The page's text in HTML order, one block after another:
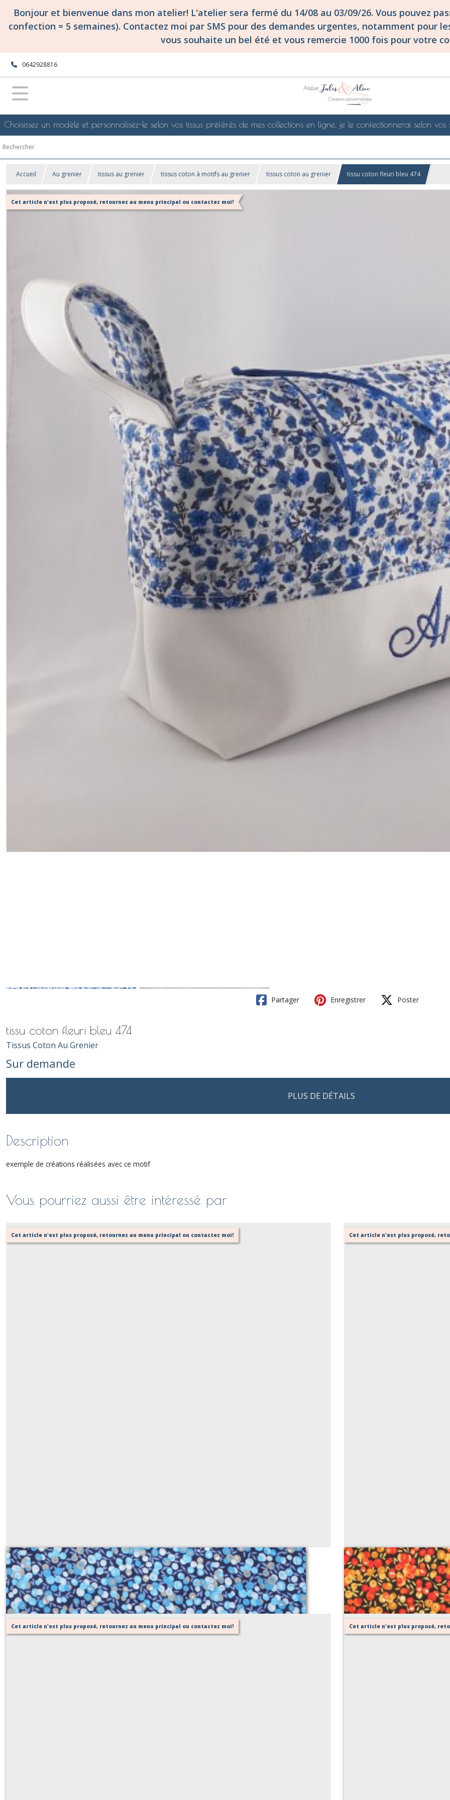
Bonjour et bienvenue dans mon atelier! L'atelier sera fermé du 14/08 au 03/09/26. Vous pouvez
confection = 5 semaines). Contactez moi par SMS pour des demandes urgentes, notamment pour
vous souhaite un bel été et vous remercie 1000 fois pour votre
0642928816
Choisissez un modèle et personnalisez-le selon vos tissus préférés de mes collections en ligne, je le confectionnerai selon vos
Accueil Au grenier tissus au grenier tissus coton à motifs au grenier tissus coton au grenier tissu coton fleuri bleu 474
Cet article n'est plus proposé, retournez au menu principal ou contactez moi!
Partager Enregistrer Poster
tissu coton fleuri bleu 474
Tissus Coton Au Grenier
Sur demande
PLUS DE DÉTAILS
Description
exemple de créations réalisées avec ce motif
Vous pourriez aussi être intéressé par
Cet article n'est plus proposé, retournez au menu principal ou contactez moi!
tissu coton 476 berry bleu
Sur demande
Cet article n'est plus proposé,
Cet article n'est plus proposé, retournez au menu principal ou contactez moi! Cet article n'est plus proposé,